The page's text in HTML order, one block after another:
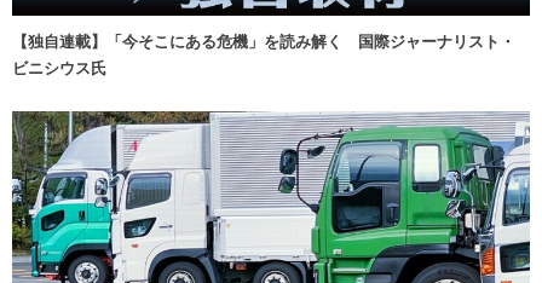
【独自連載】「今そこにある危機」を読み解く 国際ジャーナリスト・
ビニシウス氏